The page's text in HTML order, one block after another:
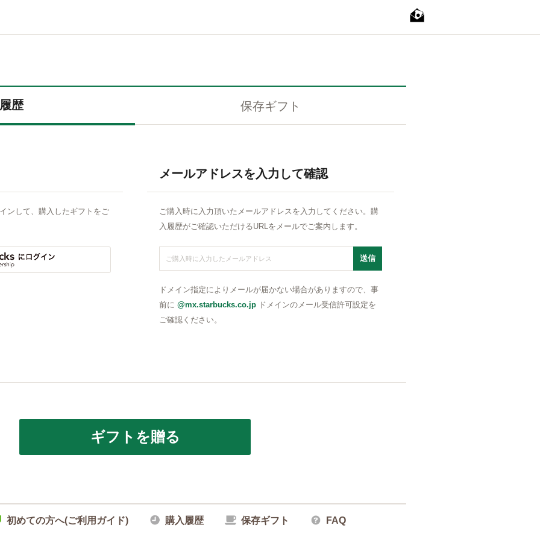
歴 保存ギフト
ンして、購入したギフトをご
メールアドレスを入力して確認
ご購入時に入力頂いたメールアドレスを入力してください。購
入履歴がご確認いただけるURLをメールでご案内します。
ドメイン指定によりメールが届かない場合がありますので、事
前に @mx.starbucks.co.jp ドメインのメール受信許可設定を
ご確認ください。
ギフトを贈る
初めての方へ(ご利用ガイド) 購入履歴 保存ギフト FAQ